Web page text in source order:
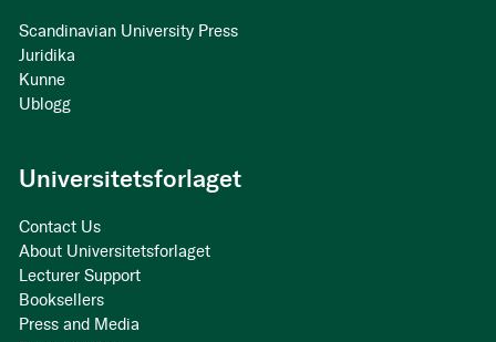
Scandinavian University Press
Juridika
Kunne
Ublogg
Universitetsforlaget
Contact Us
About Universitetsforlaget
Lecturer Support
Booksellers
Press and Media